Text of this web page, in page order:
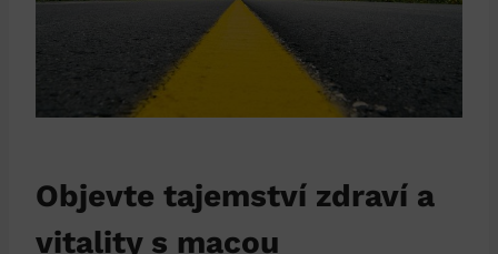
Objevte tajemství zdraví a
vitality s macou